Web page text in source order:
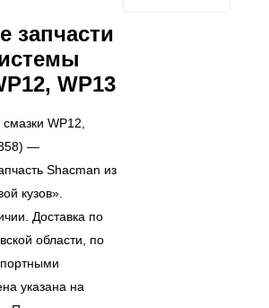
запчасти
WP13
WP12,
—
Shacman из
кузов».
Доставка по
области, по
указана на